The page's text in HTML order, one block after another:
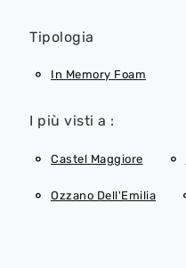
Tipologia
In Memory Foam
I più visti a :
Castel Maggiore
Ozzano Dell'Emilia